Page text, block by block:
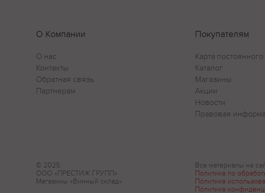
О Компании
О нас
Контакты
Обратная связь
Партнерам
Покупателям
Карта
Каталог
Магазины
Акции
Новости
Правовая
© 2025
ООО «ПРЕСТИЖ ГРУПП»
Магазины «Винный склад»
Все материалы на
Политика по
Политика
Политика